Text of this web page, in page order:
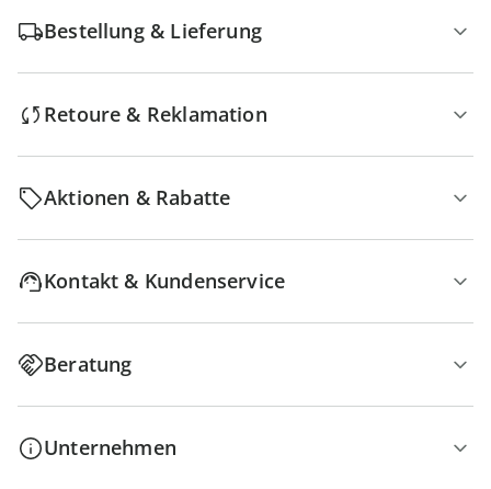
Bestellung & Lieferung
Retoure & Reklamation
Aktionen & Rabatte
Kontakt & Kundenservice
Beratung
Unternehmen